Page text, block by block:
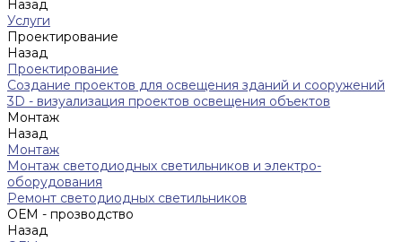
Назад
Услуги
Проектирование
Назад
Проектирование
Создание проектов для освещения зданий и сооружений
3D - визуализация проектов освещения объектов
Монтаж
Назад
Монтаж
Монтаж светодиодных светильников и электро-
оборудования
Ремонт светодиодных светильников
ОЕМ - прозводство
Назад